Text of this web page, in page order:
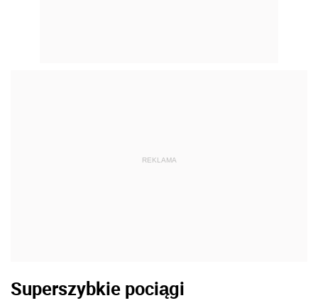
REKLAMA
Superszybkie pociągi